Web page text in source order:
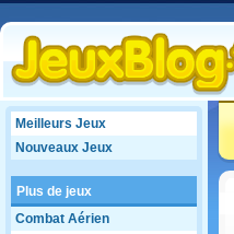
Meilleurs Jeux
Nouveaux Jeux
Plus de jeux
Combat Aérien